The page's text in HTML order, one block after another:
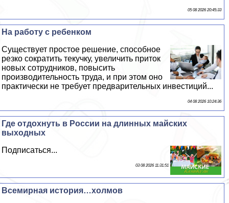
05 08 2026 20:45:33
На работу с ребенком
Существует простое решение, способное
резко сократить текучку, увеличить приток
новых сотрудников, повысить
производительность труда, и при этом оно
пpaктически не требует предварительных инвестиций...
04 08 2026 10:24:36
Где отдохнуть в России на длинных майских
выходных
Подписаться...
03 08 2026 11:31:51
Всемирная история…холмов